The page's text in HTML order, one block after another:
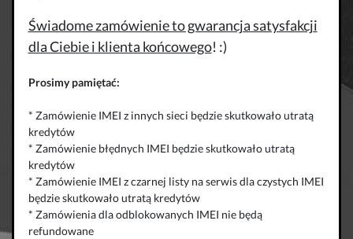
Świadome zamówienie to gwarancja satysfakcji
dla Ciebie i klienta końcowego! :)
Prosimy pamiętać:
* Zamówienie IMEI z innych sieci będzie skutkowało utratą
kredytów
* Zamówienie błędnych IMEI będzie skutkowało utratą
kredytów
* Zamówienie IMEI z czarnej listy na serwis dla czystych IMEI
będzie skutkowało utratą kredytów
* Zamówienia dla odblokowanych IMEI nie będą
refundowane